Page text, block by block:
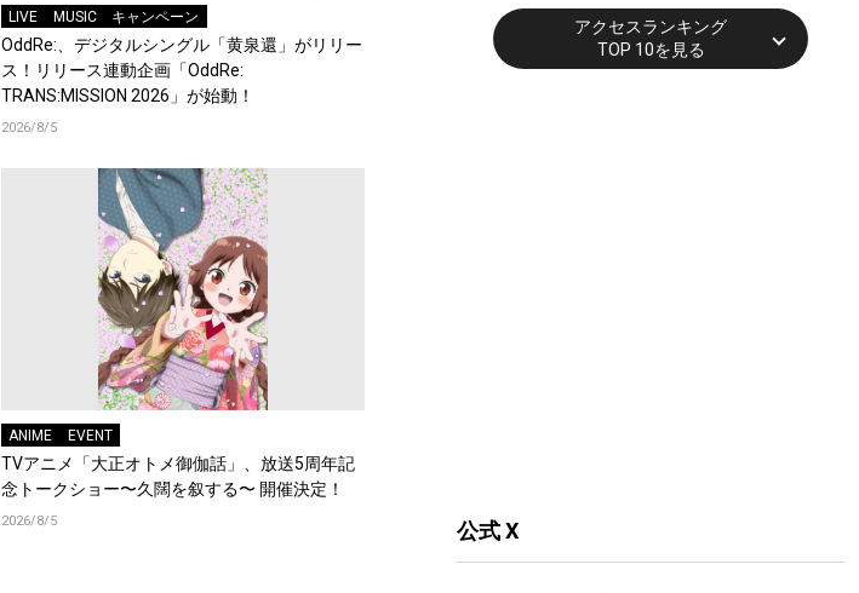
LIVE MUSIC キャンペーン
OddRe:、デジタルシングル「黄泉還」がリリー
ス！リリース連動企画「OddRe:
TRANS:MISSION 2026」が始動！
2026/8/5
ANIME EVENT
TVアニメ「大正オトメ御伽話」、放送5周年記
念トークショー〜久闊を叙する〜 開催決定！
2026/8/5
アクセスランキング
TOP 10を見る
公式 X